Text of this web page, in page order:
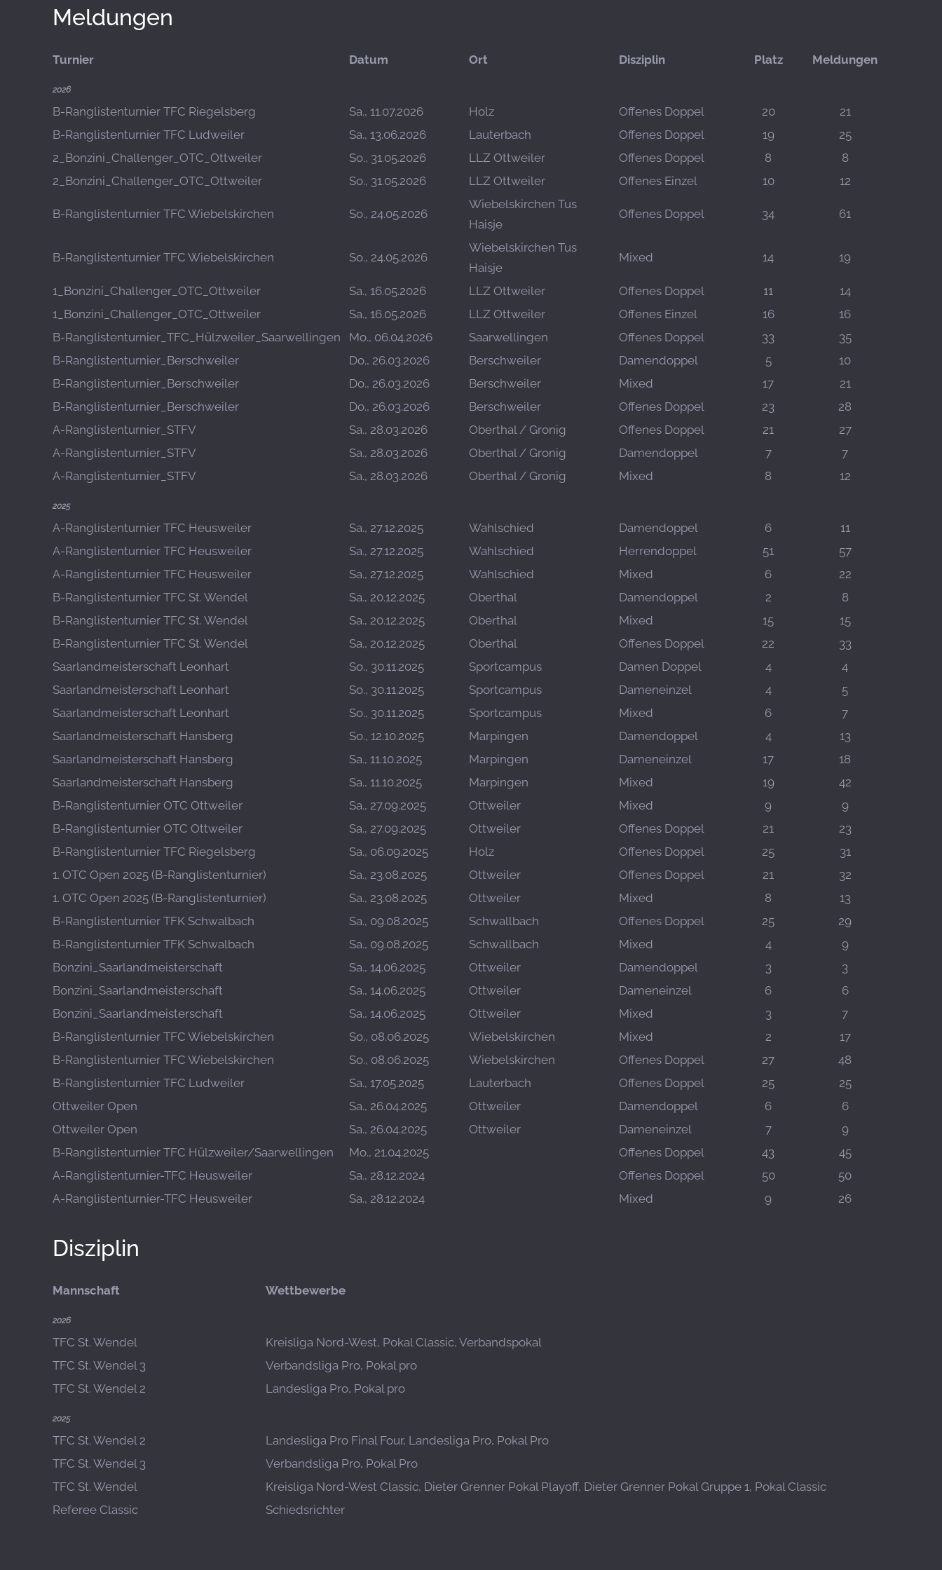
Meldungen
Turnier Datum Ort Disziplin Platz Meldungen
2026
B-Ranglistenturnier TFC Riegelsberg Sa., 11.07.2026 Holz Offenes Doppel 20
21
B-Ranglistenturnier TFC Ludweiler
Sa., 13.06.2026 Lauterbach Offenes Doppel 19
25
2_Bonzini_Challenger_OTC_Ottweiler
So., 31.05.2026 LLZ Ottweiler Offenes Doppel 8
8
2_Bonzini_Challenger_OTC_Ottweiler
So., 31.05.2026 LLZ Ottweiler Offenes Einzel 10 12
B-Ranglistenturnier TFC Wiebelskirchen So., 24.05.2026
Wiebelskirchen Tus
Haisje
Offenes Doppel 34 61
B-Ranglistenturnier TFC Wiebelskirchen So., 24.05.2026
Wiebelskirchen Tus
Haisje
Mixed 14 19
1_Bonzini_Challenger_OTC_Ottweiler Sa., 16.05.2026 LLZ Ottweiler Offenes Doppel 11
14
1_Bonzini_Challenger_OTC_Ottweiler
Sa., 16.05.2026 LLZ Ottweiler Offenes Einzel 16
16
B-Ranglistenturnier_TFC_Hülzweiler_Saarwellingen
Mo., 06.04.2026 Saarwellingen Offenes Doppel 33
35
B-Ranglistenturnier_Berschweiler
Do., 26.03.2026 Berschweiler Damendoppel 5
10
B-Ranglistenturnier_Berschweiler
Do., 26.03.2026 Berschweiler Mixed 17
21
B-Ranglistenturnier_Berschweiler
Do., 26.03.2026 Berschweiler Offenes Doppel 23
28
A-Ranglistenturnier_STFV
Sa., 28.03.2026 Oberthal / Gronig Offenes Doppel 21
27
A-Ranglistenturnier_STFV
Sa., 28.03.2026 Oberthal / Gronig Damendoppel 7
7
A-Ranglistenturnier_STFV
Sa., 28.03.2026 Oberthal / Gronig Mixed 8 12
2025
A-Ranglistenturnier TFC Heusweiler Sa., 27.12.2025 Wahlschied Damendoppel 6
11
A-Ranglistenturnier TFC Heusweiler
Sa., 27.12.2025 Wahlschied Herrendoppel 51
57
A-Ranglistenturnier TFC Heusweiler
Sa., 27.12.2025 Wahlschied Mixed 6
22
B-Ranglistenturnier TFC St. Wendel
Sa., 20.12.2025 Oberthal Damendoppel 2
8
B-Ranglistenturnier TFC St. Wendel
Sa., 20.12.2025 Oberthal Mixed 15
15
B-Ranglistenturnier TFC St. Wendel
Sa., 20.12.2025 Oberthal Offenes Doppel 22
33
Saarlandmeisterschaft Leonhart
So., 30.11.2025 Sportcampus Damen Doppel 4
4
Saarlandmeisterschaft Leonhart
So., 30.11.2025 Sportcampus Dameneinzel 4
5
Saarlandmeisterschaft Leonhart
So., 30.11.2025 Sportcampus Mixed 6
7
Saarlandmeisterschaft Hansberg
So., 12.10.2025 Marpingen Damendoppel 4
13
Saarlandmeisterschaft Hansberg
Sa., 11.10.2025 Marpingen Dameneinzel 17
18
Saarlandmeisterschaft Hansberg
Sa., 11.10.2025 Marpingen Mixed 19
42
B-Ranglistenturnier OTC Ottweiler
Sa., 27.09.2025 Ottweiler Mixed 9
9
B-Ranglistenturnier OTC Ottweiler
Sa., 27.09.2025 Ottweiler Offenes Doppel 21
23
B-Ranglistenturnier TFC Riegelsberg
Sa., 06.09.2025 Holz Offenes Doppel 25
31
1. OTC Open 2025 (B-Ranglistenturnier)
Sa., 23.08.2025 Ottweiler Offenes Doppel 21
32
1. OTC Open 2025 (B-Ranglistenturnier)
Sa., 23.08.2025 Ottweiler Mixed 8
13
B-Ranglistenturnier TFK Schwalbach
Sa., 09.08.2025 Schwallbach Offenes Doppel 25
29
B-Ranglistenturnier TFK Schwalbach
Sa., 09.08.2025 Schwallbach Mixed 4
9
Bonzini_Saarlandmeisterschaft
Sa., 14.06.2025 Ottweiler Damendoppel 3
3
Bonzini_Saarlandmeisterschaft
Sa., 14.06.2025 Ottweiler Dameneinzel 6
6
Bonzini_Saarlandmeisterschaft
Sa., 14.06.2025 Ottweiler Mixed 3
7
B-Ranglistenturnier TFC Wiebelskirchen
So., 08.06.2025 Wiebelskirchen Mixed 2
17
B-Ranglistenturnier TFC Wiebelskirchen
So., 08.06.2025 Wiebelskirchen Offenes Doppel 27
48
B-Ranglistenturnier TFC Ludweiler
Sa., 17.05.2025 Lauterbach Offenes Doppel 25
25
Ottweiler Open
Sa., 26.04.2025 Ottweiler Damendoppel 6
6
Ottweiler Open
Sa., 26.04.2025 Ottweiler Dameneinzel 7
9
B-Ranglistenturnier TFC Hülzweiler/Saarwellingen
Mo., 21.04.2025 Offenes Doppel 43
45
A-Ranglistenturnier-TFC Heusweiler
Sa., 28.12.2024 Offenes Doppel 50
50
A-Ranglistenturnier-TFC Heusweiler
Sa., 28.12.2024 Mixed 9 26
Disziplin
Mannschaft Wettbewerbe
2026
TFC St. Wendel
Kreisliga Nord-West, Pokal Classic, Verbandspokal
TFC St. Wendel 3
Verbandsliga Pro, Pokal pro
TFC St. Wendel 2
Landesliga Pro, Pokal pro
2025
TFC St. Wendel 2
Landesliga Pro Final Four, Landesliga Pro, Pokal Pro
TFC St. Wendel 3
Verbandsliga Pro, Pokal Pro
TFC St. Wendel
Kreisliga Nord-West Classic, Dieter Grenner Pokal Playoff, Dieter Grenner Pokal Gruppe 1, Pokal Classic
Referee Classic
Schiedsrichter